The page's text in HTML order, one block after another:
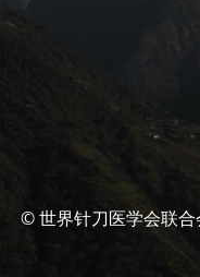
© 世界针刀医学会联合